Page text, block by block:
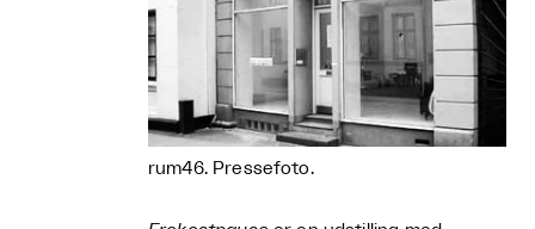
rum46. Pressefoto.